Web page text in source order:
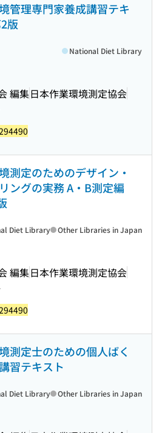
管理専門家養成講習テキ
版
編集日本作業環境測定協会
National Diet Library
測定のためのデザイン・
ングの実務 A・B測定編
編集日本作業環境測定協会
Diet Library Other Libraries in Japan
測定士のための個人ばく
習テキスト
Diet Library Other Libraries in Japan